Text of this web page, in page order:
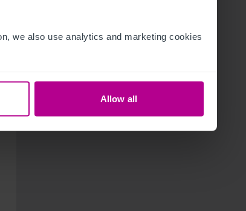
we also use analytics and marketing cookies
Allow all